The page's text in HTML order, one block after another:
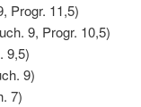
Progr. 11,5)
9, Progr. 10,5)
9,5)
9)
7)